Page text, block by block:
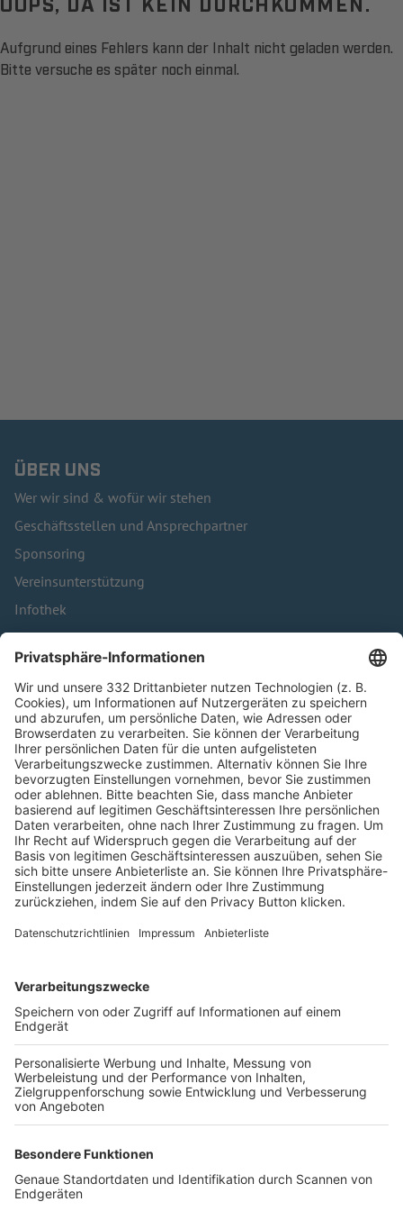
Aufgrund eines Fehlers kann der Inhalt nicht geladen werden.
Bitte versuche es später noch einmal.
ÜBER UNS
Wer wir sind & wofür wir stehen
Geschäftsstellen und Ansprechpartner
Sponsoring
Vereinsunterstützung
Infothek
Kontakt
HÄUFIG BESUCHTE SEITEN
Pässe und Vereinswechsel
Trainerausbildung
Schulungsangebot Vereinsmitarbeiter
BFV-Geschäftsstellen
Trainerbörse
Login SpielPlus
FOLGE DEM BFV
TOP-VEREINE
TOP-PARTNER